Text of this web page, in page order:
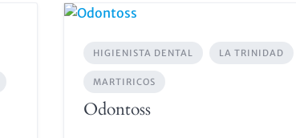
HIGIENISTA DENTAL LA TRINIDAD
MARTIRICOS
Odontoss